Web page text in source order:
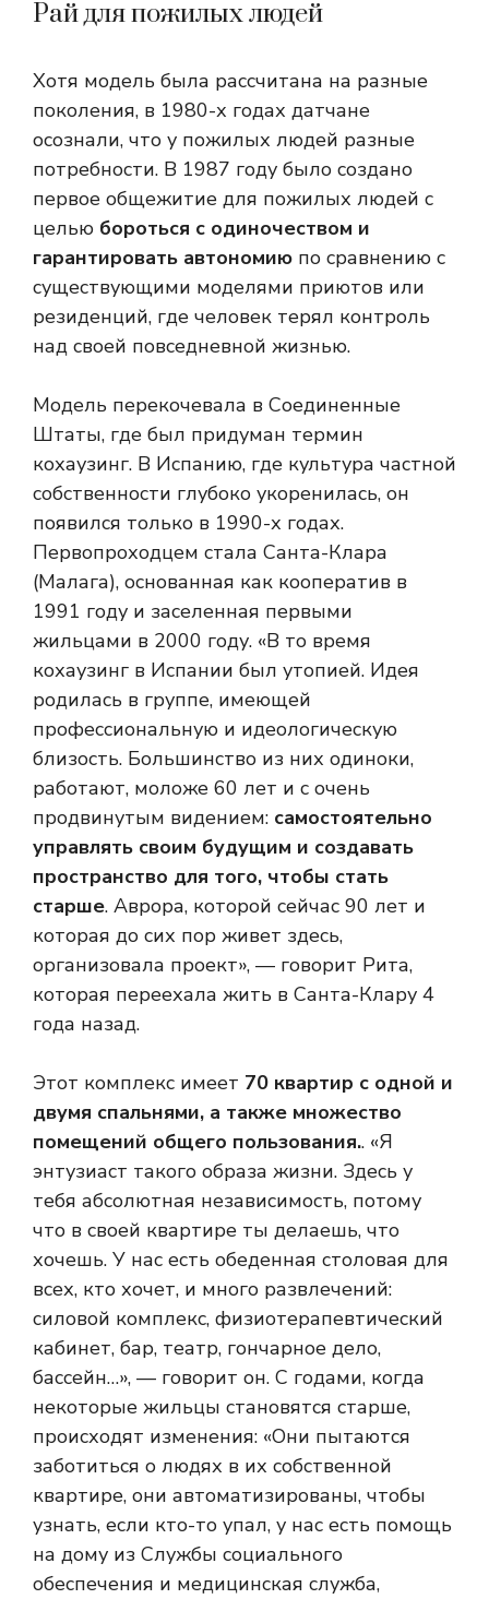
Рай для пожилых людей
Хотя модель была рассчитана на разные
поколения, в 1980-х годах датчане
осознали, что у пожилых людей разные
потребности. В 1987 году было создано
первое общежитие для пожилых людей с
целью бороться с одиночеством и
гарантировать автономию по сравнению с
существующими моделями приютов или
резиденций, где человек терял контроль
над своей повседневной жизнью.
Модель перекочевала в Соединенные
Штаты, где был придуман термин
кохаузинг. В Испанию, где культура частной
собственности глубоко укоренилась, он
появился только в 1990-х годах.
Первопроходцем стала Санта-Клара
(Малага), основанная как кооператив в
1991 году и заселенная первыми
жильцами в 2000 году. «В то время
кохаузинг в Испании был утопией. Идея
родилась в группе, имеющей
профессиональную и идеологическую
близость. Большинство из них одиноки,
работают, моложе 60 лет и с очень
продвинутым видением: самостоятельно
управлять своим будущим и создавать
пространство для того, чтобы стать
старше. Аврора, которой сейчас 90 лет и
которая до сих пор живет здесь,
организовала проект», — говорит Рита,
которая переехала жить в Санта-Клару 4
года назад.
Этот комплекс имеет 70 квартир с одной и
двумя спальнями, а также множество
помещений общего пользования.. «Я
энтузиаст такого образа жизни. Здесь у
тебя абсолютная независимость, потому
что в своей квартире ты делаешь, что
хочешь. У нас есть обеденная столовая для
всех, кто хочет, и много развлечений:
силовой комплекс, физиотерапевтический
кабинет, бар, театр, гончарное дело,
бассейн…», — говорит он. С годами, когда
некоторые жильцы становятся старше,
происходят изменения: «Они пытаются
заботиться о людях в их собственной
квартире, они автоматизированы, чтобы
узнать, если кто-то упал, у нас есть помощь
на дому из Службы социального
обеспечения и медицинская служба,